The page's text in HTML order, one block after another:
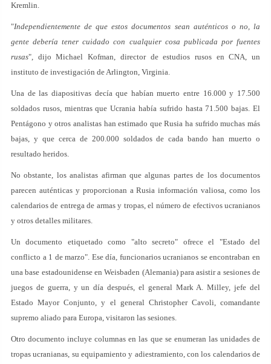
Kremlin.
"Independientemente de que estos documentos sean auténticos o no, la
gente debería tener cuidado con cualquier cosa publicada por fuentes
rusas", dijo Michael Kofman, director de estudios rusos en CNA, un
instituto de investigación de Arlington, Virginia.
Una de las diapositivas decía que habían muerto entre 16.000 y 17.500
soldados rusos, mientras que Ucrania había sufrido hasta 71.500 bajas. El
Pentágono y otros analistas han estimado que Rusia ha sufrido muchas más
bajas, y que cerca de 200.000 soldados de cada bando han muerto o
resultado heridos.
No obstante, los analistas afirman que algunas partes de los documentos
parecen auténticas y proporcionan a Rusia información valiosa, como los
calendarios de entrega de armas y tropas, el número de efectivos ucranianos
y otros detalles militares.
Un documento etiquetado como "alto secreto" ofrece el "Estado del
conflicto a 1 de marzo". Ese día, funcionarios ucranianos se encontraban en
una base estadounidense en Weisbaden (Alemania) para asistir a sesiones de
juegos de guerra, y un día después, el general Mark A. Milley, jefe del
Estado Mayor Conjunto, y el general Christopher Cavoli, comandante
supremo aliado para Europa, visitaron las sesiones.
Otro documento incluye columnas en las que se enumeran las unidades de
tropas ucranianas, su equipamiento y adiestramiento, con los calendarios de